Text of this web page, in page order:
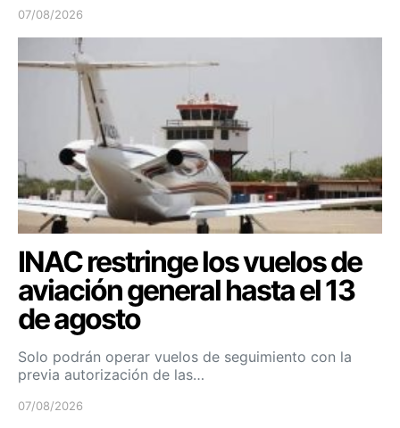
07/08/2026
INAC restringe los vuelos de
aviación general hasta el 13
de agosto
Solo podrán operar vuelos de seguimiento con la
previa autorización de las…
07/08/2026